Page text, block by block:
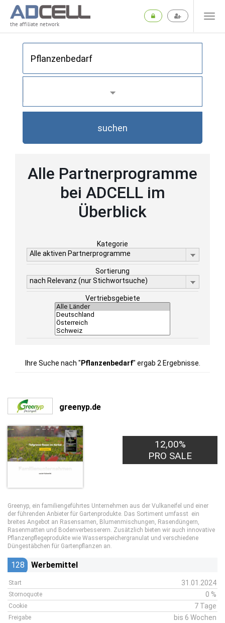
the affiliate network
suchen
Alle Partnerprogramme
bei ADCELL im
Überblick
Kategorie
Alle aktiven Partnerprogramme
Sortierung
nach Relevanz (nur Stichwortsuche)
Vertriebsgebiete
Ihre Suche nach " Pflanzenbedarf" ergab 2 Ergebnisse.
greenyp.de
12,00%
PRO SALE
Greenyp, ein familiengeführtes Unternehmen aus der Vulkaneifel und einer
der führenden Anbieter für Gartenprodukte. Das Sortiment umfasst ein
breites Angebot an Rasensamen, Blumenmischungen, Rasendüngern,
Rasenmatten und Bodenverbesserern. Zusätzlich bieten wir auch innovative
Pflanzenpflegeprodukte wie Wasserspeichergranulat und verschiedene
Düngestäbchen für Gartenpflanzen an.
128 Werbemittel
Start 31.01.2024
Stornoquote 0 %
Cookie 7 Tage
Freigabe bis 6 Wochen